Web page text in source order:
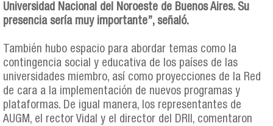
Universidad Nacional del Noroeste de Buenos Aires. Su
presencia sería muy importante”, señaló.
También hubo espacio para abordar temas como la
contingencia social y educativa de los países de las
universidades miembro, así como proyecciones de la Red
de cara a la implementación de nuevos programas y
plataformas. De igual manera, los representantes de
AUGM, el rector Vidal y el director del DRII, comentaron